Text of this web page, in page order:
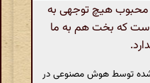
هیچ توجهی به
است که بخت هم به ما
شده توسط هوش مصنوعی در